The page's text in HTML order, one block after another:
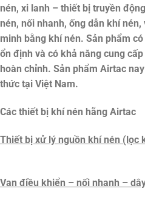
nén, xi lanh – thiết bị truyền
nén, nối nhanh, ống dẫn khí
minh bằng khí nén. Sản phẩm
ổn định và có khả năng cung
hoàn chỉnh. Sản phẩm Airtac
thức tại Việt Nam.
Các thiết bị khí nén hãng Airtac
Thiết bị xử lý nguồn khí nén (lọc
Van điều khiển – nối nhanh –